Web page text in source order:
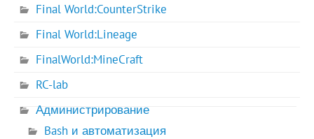
Final World:CounterStrike
Final World:Lineage
FinalWorld:MineCraft
RC-lab
Администрирование
Bash и автоматизация